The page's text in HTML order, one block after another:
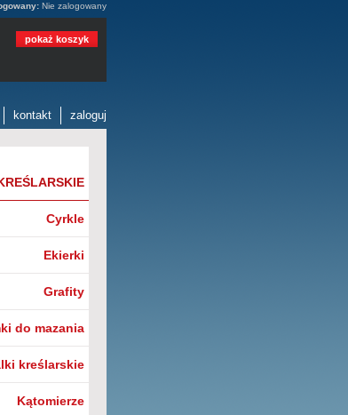
Nie zalogowany
pokaż koszyk
kontakt zaloguj
Cyrkle
Ekierki
Grafity
do mazania
kreślarskie
Kątomierze